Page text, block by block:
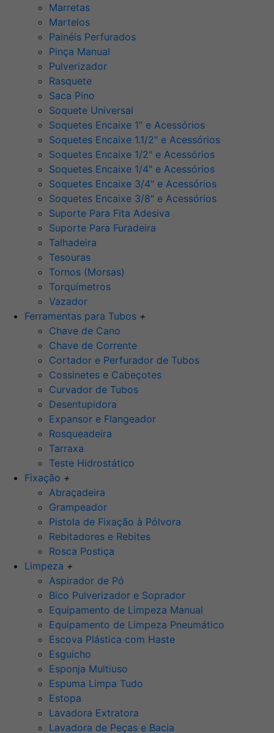
Marretas
Martelos
Painéis Perfurados
Pinça Manual
Pulverizador
Rasquete
Saca Pino
Soquete Universal
Soquetes Encaixe 1" e Acessórios
Soquetes Encaixe 1.1/2" e Acessórios
Soquetes Encaixe 1/2" e Acessórios
Soquetes Encaixe 1/4" e Acessórios
Soquetes Encaixe 3/4" e Acessórios
Soquetes Encaixe 3/8" e Acessórios
Suporte Para Fita Adesiva
Suporte Para Furadeira
Talhadeira
Tesouras
Tornos (Morsas)
Torquímetros
Vazador
Ferramentas para Tubos +
Chave de Cano
Chave de Corrente
Cortador e Perfurador de Tubos
Cossinetes e Cabeçotes
Curvador de Tubos
Desentupidora
Expansor e Flangeador
Rosqueadeira
Tarraxa
Teste Hidrostático
Fixação +
Abraçadeira
Grampeador
Pistola de Fixação à Pólvora
Rebitadores e Rebites
Rosca Postiça
Limpeza +
Aspirador de Pó
Bico Pulverizador e Soprador
Equipamento de Limpeza Manual
Equipamento de Limpeza Pneumático
Escova Plástica com Haste
Esguicho
Esponja Multiuso
Espuma Limpa Tudo
Estopa
Lavadora Extratora
Lavadora de Peças e Bacia